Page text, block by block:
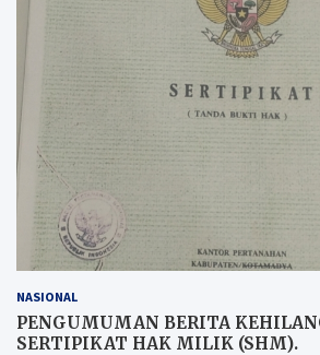
NASIONAL
PENGUMUMAN BERITA
SERTIPIKAT HAK MILIK (SHM).